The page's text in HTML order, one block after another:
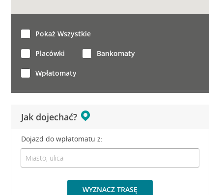
Jak dojechać?
Dojazd do wpłatomatu z:
WYZNACZ TRASĘ
Pokaż Wszystkie
Placówki Bankomaty
Wpłatomaty